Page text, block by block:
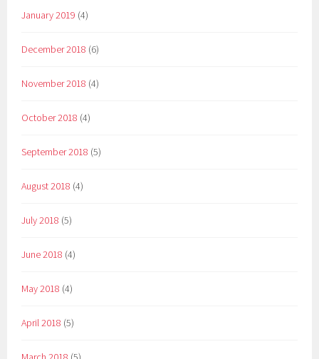
January 2019 (4)
December 2018 (6)
November 2018 (4)
October 2018 (4)
September 2018 (5)
August 2018 (4)
July 2018 (5)
June 2018 (4)
May 2018 (4)
April 2018 (5)